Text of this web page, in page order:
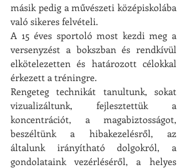
másik pedig a művészeti középiskolába
való sikeres felvételi.
A 15 éves sportoló most kezdi meg a
versenyzést a bokszban és rendkívül
elkötelezetten és határozott célokkal
érkezett a tréningre.
Rengeteg technikát tanultunk, sokat
vizualizáltunk, fejlesztettük a
koncentrációt, a magabiztosságot,
beszéltünk a hibakezelésről, az
általunk irányítható dolgokról, a
gondolataink vezérléséről, a helyes